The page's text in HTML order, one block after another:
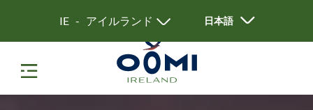
IE - アイルランド 日本語